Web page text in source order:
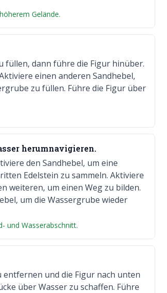
Gelände.
füllen, dann führe die Figur hinüber.
einen anderen Sandhebel,
zu füllen. Führe die Figur über
herumnavigieren.
den Sandhebel, um eine
Edelstein zu sammeln. Aktiviere
weiteren, um einen Weg zu bilden.
um die Wassergrube wieder
und Wasserabschnitt.
entfernen und die Figur nach unten
über Wasser zu schaffen. Führe